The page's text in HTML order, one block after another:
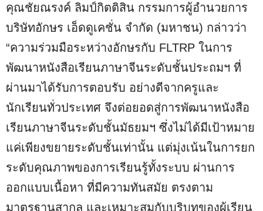
คุณชัยณรงค์ ลิมป์กิตติสิน กรรมการผู้อำนวยการ
บริษัทอักษร เอ็ดดูเคชั่น จำกัด (มหาชน) กล่าวว่า
“ความร่วมมือระหว่างอักษรกับ FLTRP ในการ
พัฒนาหนังสือเรียนภาษาจีนระดับชั้นประถมฯ ที่
ผ่านมาได้รับการตอบรับ อย่างดีจากครูและ
นักเรียนทั่วประเทศ จึงต่อยอดสู่การพัฒนาหนังสือ
เรียนภาษาจีนระดับชั้นมัธยมฯ ซึ่งไม่ได้มีเป้าหมาย
แค่เพียงขยายระดับชั้นเท่านั้น แต่มุ่งเน้นในการยก
ระดับคุณภาพของการเรียนรู้ทั้งระบบ ผ่านการ
ออกแบบเนื้อหา ที่มีความทันสมัย ตรงตาม
มาตรฐานสากล และเหมาะสมกับบริบทของผู้เรียน